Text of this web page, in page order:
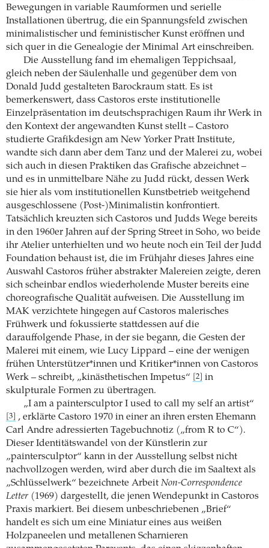
Bewegungen in variable Raumformen und serielle
Installationen übertrug, die ein Spannungsfeld zwischen
minimalistischer und feministischer Kunst eröffnen und
sich quer in die Genealogie der Minimal Art einschreiben.
Die Ausstellung fand im ehemaligen Teppichsaal,
gleich neben der Säulenhalle und gegenüber dem von
Donald Judd gestalteten Barockraum statt. Es ist
bemerkenswert, dass Castoros erste institutionelle
Einzelpräsentation im deutschsprachigen Raum ihr Werk in
den Kontext der angewandten Kunst stellt – Castoro
studierte Grafikdesign am New Yorker Pratt Institute,
wandte sich dann aber dem Tanz und der Malerei zu, wobei
sich auch in diesen Praktiken das Grafische abzeichnet –
und es in unmittelbare Nähe zu Judd rückt, dessen Werk
sie hier als vom institutionellen Kunstbetrieb weitgehend
ausgeschlossene (Post-)Minimalistin konfrontiert.
Tatsächlich kreuzten sich Castoros und Judds Wege bereits
in den 1960er Jahren auf der Spring Street in Soho, wo beide
ihr Atelier unterhielten und wo heute noch ein Teil der Judd
Foundation behaust ist, die im Frühjahr dieses Jahres eine
Auswahl Castoros früher abstrakter Malereien zeigte, deren
sich scheinbar endlos wiederholende Muster bereits eine
choreografische Qualität aufweisen. Die Ausstellung im
MAK verzichtete hingegen auf Castoros malerisches
Frühwerk und fokussierte stattdessen auf die
darauffolgende Phase, in der sie begann, die Gesten der
Malerei mit einem, wie Lucy Lippard – eine der wenigen
frühen Unterstützer*innen und Kritiker*innen von Castoros
Werk – schreibt, „kinästhetischen Impetus“
[2]
in
skulpturale Formen zu übertragen.
„I am a paintersculptor I used to call my self an artist“
[3]
, erklärte Castoro 1970 in einer an ihren ersten Ehemann
Carl Andre adressierten Tagebuchnotiz („from R to C“).
Dieser Identitätswandel von der Künstlerin zur
„paintersculptor“ kann in der Ausstellung selbst nicht
nachvollzogen werden, wird aber durch die im Saaltext als
„Schlüsselwerk“ bezeichnete Arbeit Non-Correspondence
Letter (1969) dargestellt, die jenen Wendepunkt in Castoros
Praxis markiert. Bei diesem unbeschriebenen „Brief“
handelt es sich um eine Miniatur eines aus weißen
Holzpaneelen und metallenen Scharnieren